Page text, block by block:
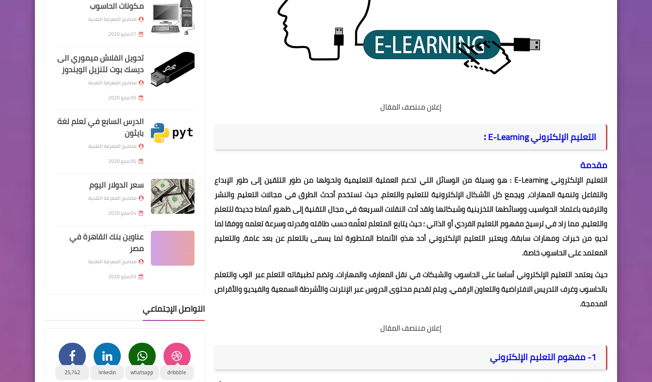
إعلان منتصف المقال
التعليم الإلكتروني E-Learning :
مقدمة
التعليم الإلكتروني E-Learning : هو وسيلة من الوسائل التي تدعم العملية التعليمية وتحولها من طور التلقين إلى طور الإبداع
والتفاعل وتنمية المهارات، ويجمع كل الأشكال الإلكترونية للتعليم والتعلم، حيث تستخدم أحدث الطرق في مجالات التعليم والنشر
والترفيه باعتماد الحواسيب ووسائطها التخزينية وشبكاتها ولقد أدت النقلات السريعة في مجال التقنية إلى ظهور أنماط جديدة للتعلم
والتعليم، مما زاد في ترسيخ مفهوم التعليم الفردي أو الذاتي ؛ حيث يتابع المتعلم تعلّمه حسب طاقته وقدرته وسرعة تعلمه ووفقا لما
لديهِ من خبرات ومهارات سابقة. ويعتبر التعليم الإلكتروني أحد هذهِ الأنماط المتطورة لما يسمى بالتعلم عن بعد عامة، والتعليم
المعتمد على الحاسوب خاصة.
حيث يعتمد التعليم الإلكتروني أساسا على الحاسوب والشبكات في نقل المعارف والمهارات. وتضم تطبيقاته التعلم عبر الوب والتعلم
بالحاسوب وغرف التدريس الافتراضية والتعاون الرقمي. ويتم تقديم محتوى الدروس عبر الإنترنت والأشرطة السمعية والفيديو والأقراص
المدمجة.
إعلان منتصف المقال
1- مفهوم التعليم الإلكتروني
مكونات الحاسوب
مصابيح المعرفة التقنية
07 مايو 2020
تحويل الفلاش ميموري الى
ديسك بوت لتنزيل الويندوز
مصابيح المعرفة التقنية
05 مايو 2020
الدرس السابع في تعلم لغة
بايثون
مصابيح المعرفة التقنية
05 مايو 2020
سعر الدولار اليوم
مصابيح المعرفة التقنية
04 مايو 2020
عناوين بنك القاهرة في
مصر
مصابيح المعرفة التقنية
03 مايو 2020
التواصل الإجتماعي
dribbble
whatsapp
linkedin
25,742